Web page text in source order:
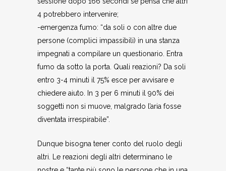
4 potrebbero intervenire;
-emergenza fumo: “da soli o con altre due
persone (complici impassibili) in una stanza
impegnati a compilare un questionario. Entra
fumo da sotto la porta. Quali reazioni? Da soli
entro 3-4 minuti il 75% esce per avvisare e
chiedere aiuto. In 3 per 6 minuti il 90% dei
soggetti non si muove, malgrado l’aria fosse
diventata irrespirabile”.
Dunque bisogna tener conto del ruolo degli
altri. Le reazioni degli altri determinano le